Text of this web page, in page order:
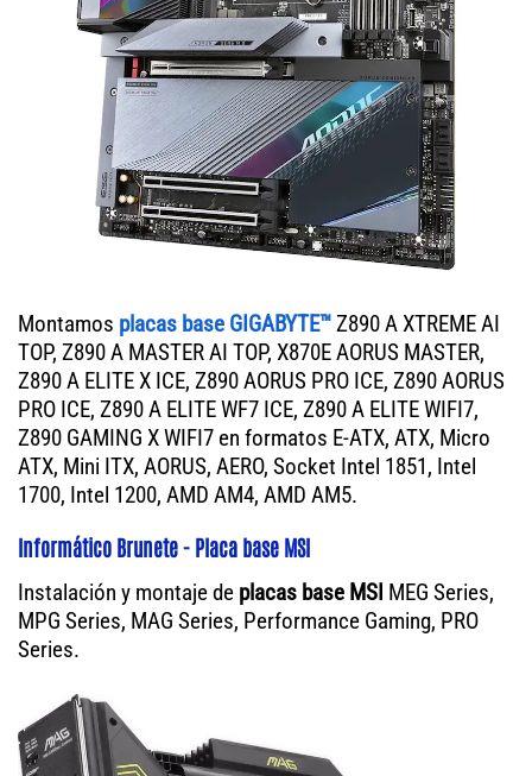
Montamos placas base GIGABYTE™Z890 A XTREME AI
TOP, Z890 A MASTER AI TOP, X870E AORUS MASTER,
Z890 A ELITE X ICE, Z890 AORUS PRO ICE, Z890 AORUS
PRO ICE, Z890 A ELITE WF7 ICE, Z890 A ELITE WIFI7,
Z890 GAMING X WIFI7 en formatos E-ATX, ATX, Micro
ATX, Mini ITX, AORUS, AERO, Socket Intel 1851, Intel
1700, Intel 1200, AMD AM4, AMD AM5.
Informático Brunete - Placa base MSI
Instalación y montaje de placas base MSI MEG Series,
MPG Series, MAG Series, Performance Gaming, PRO
Series.